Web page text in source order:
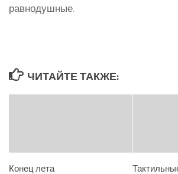
равнодушные.
ЧИТАЙТЕ ТАКЖЕ:
Конец лета